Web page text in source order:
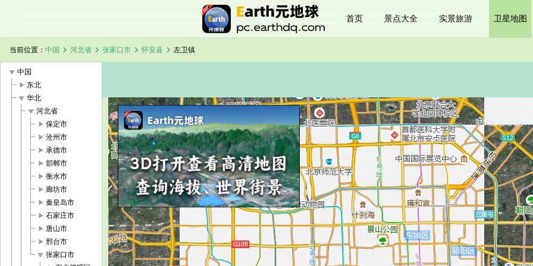
首页 景点大全 实景旅游 卫星地图
当前位置： 中国 chevron_right 河北省 chevron_right 张家口市 chevron_right怀安县 chevron_right 左卫镇
play_arrow 中国
play_arrow 东北
play_arrow 华北
play_arrow 河北省
play_arrow 保定市
play_arrow 沧州市
play_arrow 承德市
play_arrow 邯郸市
play_arrow 衡水市
play_arrow 廊坊市
play_arrow 秦皇岛市
play_arrow 石家庄市
play_arrow 唐山市
play_arrow 邢台市
play_arrow 张家口市
左卫镇卫星地图加载中，请稍候...